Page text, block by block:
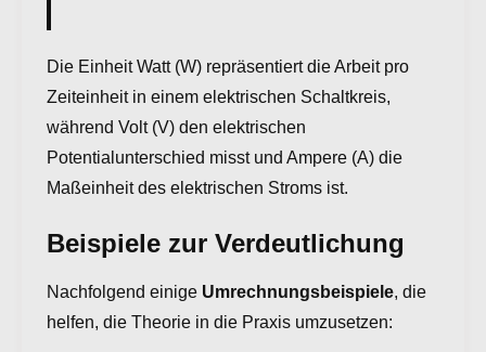
Die Einheit Watt (W) repräsentiert die Arbeit pro
Zeiteinheit in einem elektrischen Schaltkreis,
während Volt (V) den elektrischen
Potentialunterschied misst und Ampere (A) die
Maßeinheit des elektrischen Stroms ist.
Beispiele zur Verdeutlichung
Nachfolgend einige Umrechnungsbeispiele, die
helfen, die Theorie in die Praxis umzusetzen: